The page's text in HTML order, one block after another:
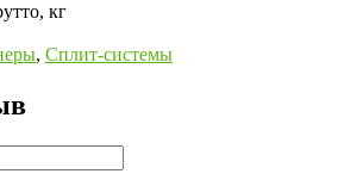
кг
, Сплит-системы